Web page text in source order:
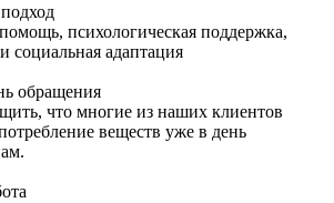
психологическая поддержка,
социальная адаптация
обращения
что многие из наших клиентов
веществ уже в день